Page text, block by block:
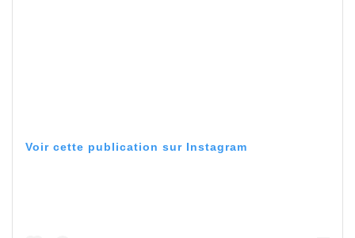
Voir cette publication sur Instagram